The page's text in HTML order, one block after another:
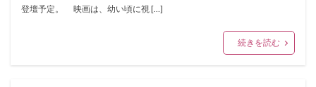
登壇予定。 映画は、幼い頃に視 […]
続きを読む